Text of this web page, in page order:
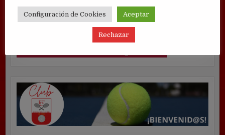
Configuración de Cookies Aceptar
Rechazar